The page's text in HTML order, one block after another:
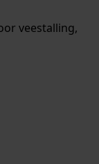
veestalling,